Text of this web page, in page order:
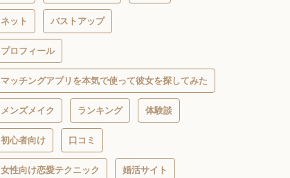
ネット バストアップ
プロフィール
マッチングアプリを本気で使って彼女を探してみた
メンズメイク ランキング 体験談
初心者向け 口コミ
女性向け恋愛テクニック 婚活サイト